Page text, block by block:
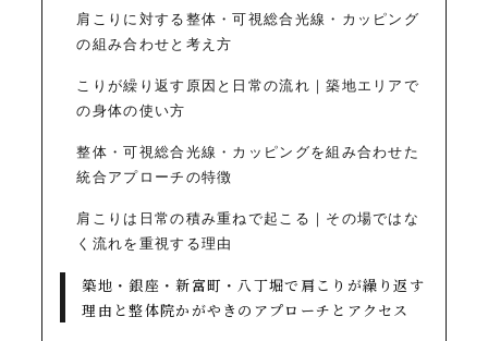
肩こりに対する整体・可視総合光線・カッピング
の組み合わせと考え方
こりが繰り返す原因と日常の流れ｜築地エリアで
の身体の使い方
整体・可視総合光線・カッピングを組み合わせた
統合アプローチの特徴
肩こりは日常の積み重ねで起こる｜その場ではな
く流れを重視する理由
築地・銀座・新富町・八丁堀で肩こりが繰り返す
理由と整体院かがやきのアプローチとアクセス